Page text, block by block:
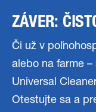
ZÁVER:
Či už v
alebo na farme
Universal
Otestujte sa a